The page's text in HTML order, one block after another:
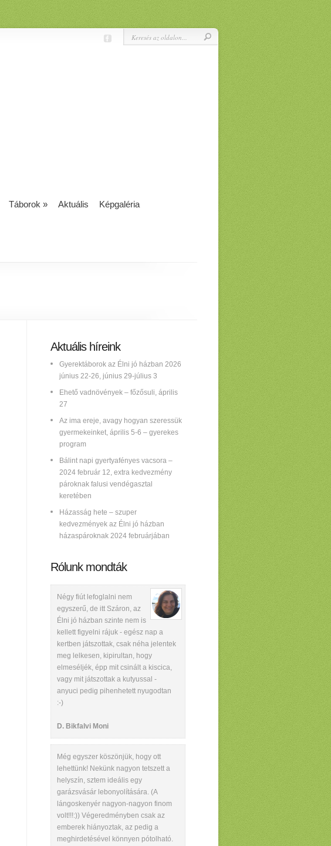
Táborok » Aktuális
Képgaléria
Aktuális híreink
Gyerektáborok az Élni jó házban 2026
június 22-26, június 29-július 3
Ehető vadnövények – főzősuli, április
27
Az ima ereje, avagy hogyan szeressük
gyermekeinket, április 5-6 – gyerekes
program
Bálint napi gyertyafényes vacsora –
2024 február 12, extra kedvezmény
pároknak falusi vendégasztal
keretében
Házasság hete – szuper
kedvezmények az Élni jó házban
házaspároknak 2024 februárjában
Rólunk mondták
Négy fiút lefoglalni nem
egyszerű, de itt Száron, az
Élni jó házban szinte nem is
kellett figyelni rájuk - egész nap a
kertben játszottak, csak néha jelentek
meg lelkesen, kipirultan, hogy
elmeséljék, épp mit csinált a kiscica,
vagy mit játszottak a kutyussal -
anyuci pedig pihenhetett nyugodtan
:-)
D. Bikfalvi Moni
Még egyszer köszönjük, hogy ott
lehettünk! Nekünk nagyon tetszett a
helyszín, sztem ideális egy
garázsvásár lebonyolítására. (A
lángoskenyér nagyon-nagyon finom
volt!!!:)) Végeredményben csak az
emberek hiányoztak, az pedig a
meghirdetésével könnyen pótolható.